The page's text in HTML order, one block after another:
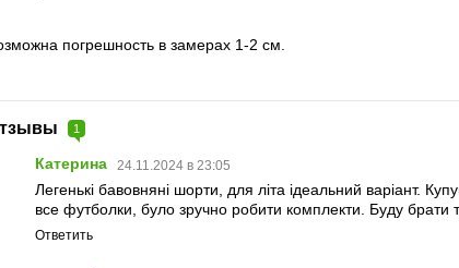
погрешность в замерах 1-2 см.
1
Катерина 24.11.2024 в 23:05
Легенькі бавовняні шорти, для літа ідеальний варіант.
все футболки, було зручно робити комплекти. Буду брати
Ответить